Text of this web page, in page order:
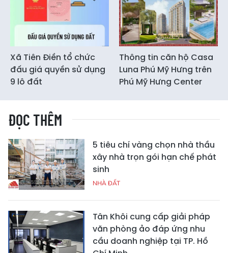
Xã Tiên Điền tổ chức
đấu giá quyền sử dụng
9 lô đất
Thông tin căn hộ Casa
Luna Phú Mỹ Hưng trên
Phú Mỹ Hưng Center
ĐỌC THÊM
5 tiêu chí vàng chọn nhà thầu
xây nhà trọn gói hạn chế phát
sinh
NHÀ ĐẤT
Tân Khôi cung cấp giải pháp
văn phòng ảo đáp ứng nhu
cầu doanh nghiệp tại TP. Hồ